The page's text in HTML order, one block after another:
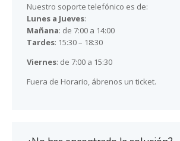
Nuestro soporte telefónico es de:
Lunes a Jueves:
Mañana: de 7:00 a 14:00
Tardes: 15:30 – 18:30
Viernes: de 7:00 a 15:30
Fuera de Horario, ábrenos un ticket.